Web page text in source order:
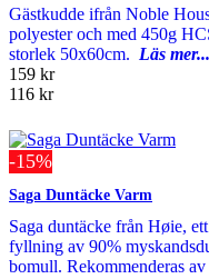
Gästkudde ifrån Noble
polyester och med 450g
storlek 50x60cm. Läs mer...
159 kr
116 kr
-15%
Saga Duntäcke Varm
Saga duntäcke från Høie,
fyllning av 90%
bomull. Rekommenderas